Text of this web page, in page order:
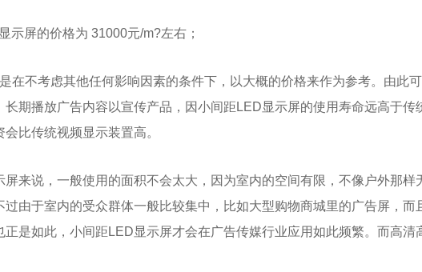
示屏的价格为 31000元/m?左右；
在不考虑其他任何影响因素的条件下，以大概的价格来作为参考。由
长期播放广告内容以宣传产品，因小间距LED显示屏的使用寿命远高于
比传统视频显示装置高。
屏来说，一般使用的面积不会太大，因为室内的空间有限，不像户外那
过由于室内的受众群体一般比较集中，比如大型购物商城里的广告屏，
正是如此，小间距LED显示屏才会在广告传媒行业应用如此频繁。而高